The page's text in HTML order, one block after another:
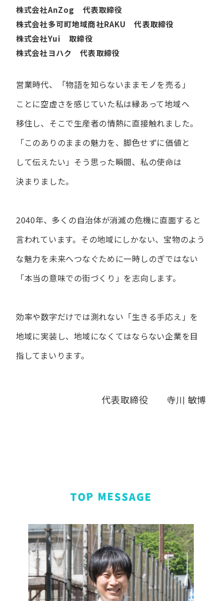
株式会社AnZog 代表取締役
株式会社多可町地域商社RAKU 代表取締役
株式会社Yui 取締役
株式会社ヨハク 代表取締役
営業時代、​「物語を​知らないまま​モノを​売る」
ことに​空虚さを​感じていた​私は縁あって​地域へ​
移住し、​そこで​生産者の​情熱に​直接触れました。
「この​ありの​ままの​魅力を、​脚色せずに​価値と​
して​伝えたい」 そう​思った​瞬間、​私の​使命は​
決まりました。
2040年、多くの自治体が消滅の危機に直面すると
言われています。 その地域にしかない、宝物のよう
な魅力を未来へつなぐために一時しのぎではない
「本当の意味での街づくり」を志向します。
効率や数字だけでは測れない「生きる手応え」を
地域に実装し、地域になくてはならない企業を目
指してまいります。
代表取締役 寺川 敏博